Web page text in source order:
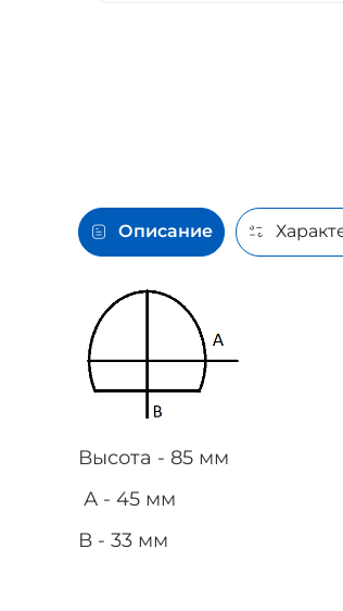
Описание
Высота - 85 мм
А - 45 мм
В - 33 мм